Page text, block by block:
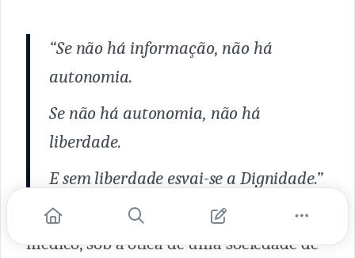
“Se não há informação, não há
autonomia.
Se não há autonomia, não há
liberdade.
E sem liberdade esvai-se a Dignidade.”
Em se tratando da relação paciente-
médico, sob a ótica de uma sociedade de